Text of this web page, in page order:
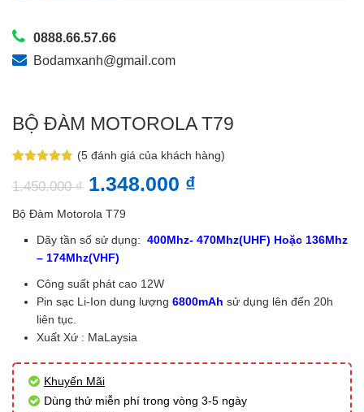
0888.66.57.66
Bodamxanh@gmail.com
BỘ ĐÀM MOTOROLA T79
dựa trên
đánh giá
(5đánh giá của khách hàng)
1.450.000₫ 1.348.000 ₫
Bộ Đàm Motorola T79
Dãy tần số sử dụng: 400Mhz- 470Mhz(UHF) Hoặc 136Mhz
– 174Mhz(VHF)
Công suất phát cao 12W
Pin sạc Li-Ion dung lượng 6800mAh sử dụng lên đến 20h
liên tục.
Xuất Xứ : MaLaysia
Khuyến Mãi
Dùng thử miễn phí trong vòng 3-5 ngày